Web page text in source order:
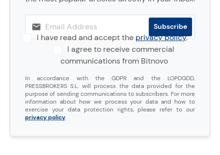
I have read and accept theprivacy policy.
I agree to receive commercial
communications from Bitnovo
In accordance with the GDPR and the LOPDGDD,
PRESSBROKERS S.L. will process the data provided for the
purpose of sending communications to subscribers. For more
information about how we process your data and how to
exercise your data protection rights, please refer to our
privacy policy.